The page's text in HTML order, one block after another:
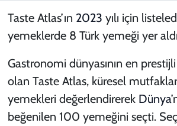
Taste Atlas’ın 2023 yılı için
yemeklerde 8 Türk yemeği yer
Gastronomi dünyasının en
olan Taste Atlas, küresel
yemekleri değerlendirerek Dünya
beğenilen 100 yemeğini seçti.